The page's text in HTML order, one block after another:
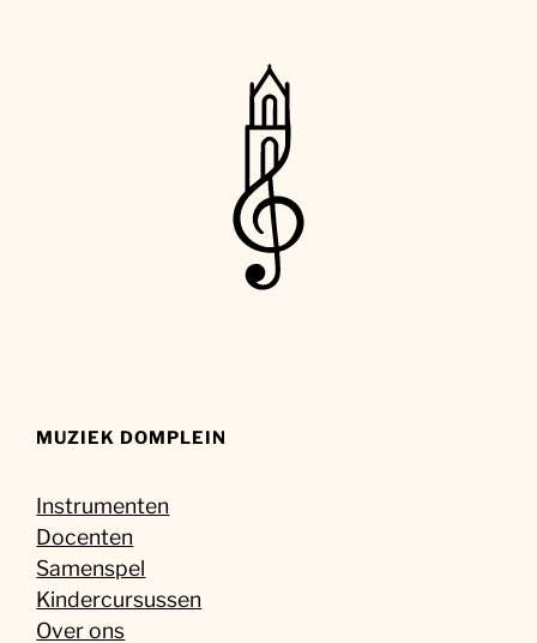
MUZIEK DOMPLEIN
Instrumenten
Docenten
Samenspel
Kindercursussen
Over ons